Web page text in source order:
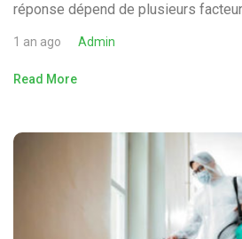
réponse dépend de plusieurs
1 an ago Admin
Read More